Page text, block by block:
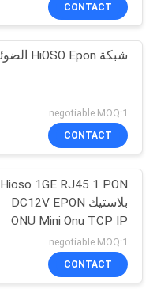
CONTACT
شبكة HiOSO Epon الضوئية
negotiable MOQ:1
CONTACT
Hioso 1GE RJ45 1 PON
بلاستيك DC12V EPON
ONU Mini Onu TCP IP
متوافق مع علامة تجارية
أخرى OLT
negotiable MOQ:1
CONTACT